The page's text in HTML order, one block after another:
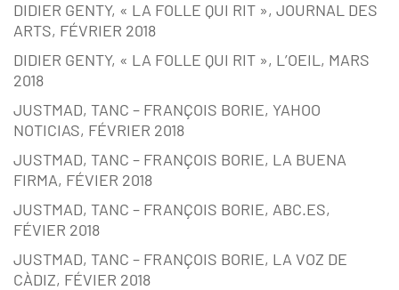
DIDIER GENTY, « LA FOLLE QUI RIT », JOURNAL DES
ARTS, FÉVRIER 2018
DIDIER GENTY, « LA FOLLE QUI RIT », L’OEIL, MARS
2018
JUSTMAD, TANC – FRANÇOIS BORIE, YAHOO
NOTICIAS, FÉVRIER 2018
JUSTMAD, TANC – FRANÇOIS BORIE, LA BUENA
FIRMA, FÉVIER 2018
JUSTMAD, TANC – FRANÇOIS BORIE, ABC.ES,
FÉVIER 2018
JUSTMAD, TANC – FRANÇOIS BORIE, LA VOZ DE
CÀDIZ, FÉVIER 2018